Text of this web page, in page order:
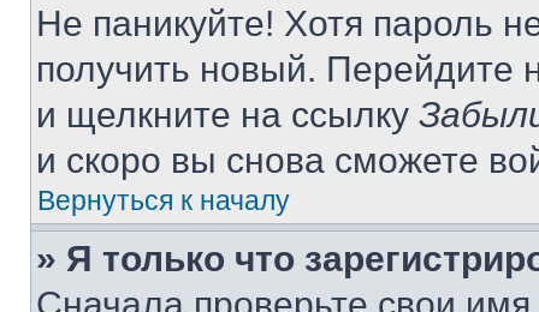
Не паникуйте! Хотя пароль
получить новый. Перейдите
и щелкните на ссылку
и скоро вы снова сможете
Вернуться к началу
» Я только что